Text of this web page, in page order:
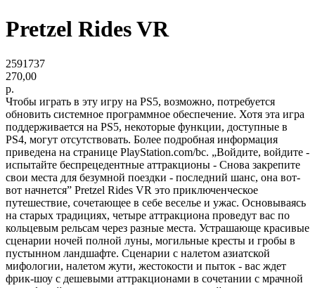
Pretzel Rides VR
2591737
270,00
р.
Чтобы играть в эту игру на PS5, возможно, потребуется
обновить системное программное обеспечение. Хотя эта игра
поддерживается на PS5, некоторые функции, доступные в
PS4, могут отсутствовать. Более подробная информация
приведена на странице PlayStation.com/bc. „Войдите, войдите -
испытайте беспрецедентные аттракционы - Снова закрепите
свои места для безумной поездки - последний шанс, она вот-
вот начнется” Pretzel Rides VR это приключенческое
путешествие, сочетающее в себе веселье и ужас. Основываясь
на старых традициях, четыре аттракциона проведут вас по
кольцевым рельсам через разные места. Устрашающе красивые
сценарии ночей полной луны, могильные кресты и гробы в
пустынном ландшафте. Сценарии с налетом азиатской
мифологии, налетом жути, жестокости и пыток - вас ждет
фрик-шоу с дешевыми аттракционами в сочетании с мрачной